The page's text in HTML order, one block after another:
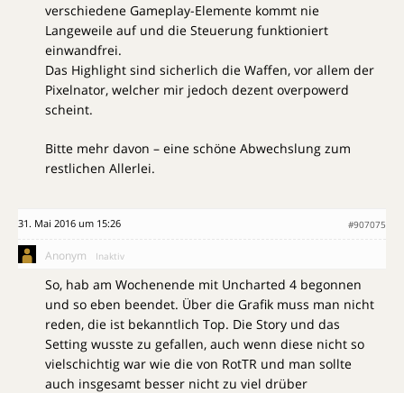
verschiedene Gameplay-Elemente kommt nie
Langeweile auf und die Steuerung funktioniert
einwandfrei.
Das Highlight sind sicherlich die Waffen, vor allem der
Pixelnator, welcher mir jedoch dezent overpowerd
scheint.
Bitte mehr davon – eine schöne Abwechslung zum
restlichen Allerlei.
31. Mai 2016 um 15:26 #907075
Anonym Inaktiv
So, hab am Wochenende mit Uncharted 4 begonnen
und so eben beendet. Über die Grafik muss man nicht
reden, die ist bekanntlich Top. Die Story und das
Setting wusste zu gefallen, auch wenn diese nicht so
vielschichtig war wie die von RotTR und man sollte
auch insgesamt besser nicht zu viel drüber